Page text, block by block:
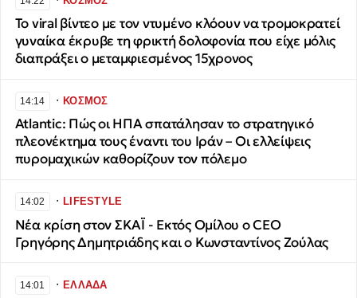
Το viral βίντεο με τον ντυμένο κλόουν να τρομοκρατεί
γυναίκα έκρυβε τη φρικτή δολοφονία που είχε μόλις
διαπράξει ο μεταμφιεσμένος 15χρονος
14:14 ∙ΚΟΣΜΟΣ
Atlantic: Πώς οι ΗΠΑ σπατάλησαν το στρατηγικό
πλεονέκτημα τους έναντι του Ιράν – Οι ελλείψεις
πυρομαχικών καθορίζουν τον πόλεμο
14:02 ∙LIFESTYLE
Νέα κρίση στον ΣΚΑΪ - Εκτός Ομίλου ο CEO
Γρηγόρης Δημητριάδης και ο Κωνσταντίνος Ζούλας
14:01 ∙ΕΛΛΑΔΑ